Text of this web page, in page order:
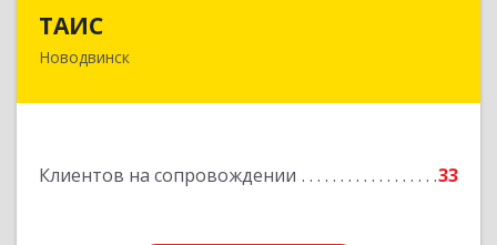
ТАИС
Новодвинск
Клиентов на сопровождении 33
164902, Архангельская обл, Новодвинск г,